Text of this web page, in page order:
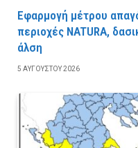
Εφαρμογή μέτρου
περιοχές NATURA,
άλση
5 ΑΥΓΟΎΣΤΟΥ 2026